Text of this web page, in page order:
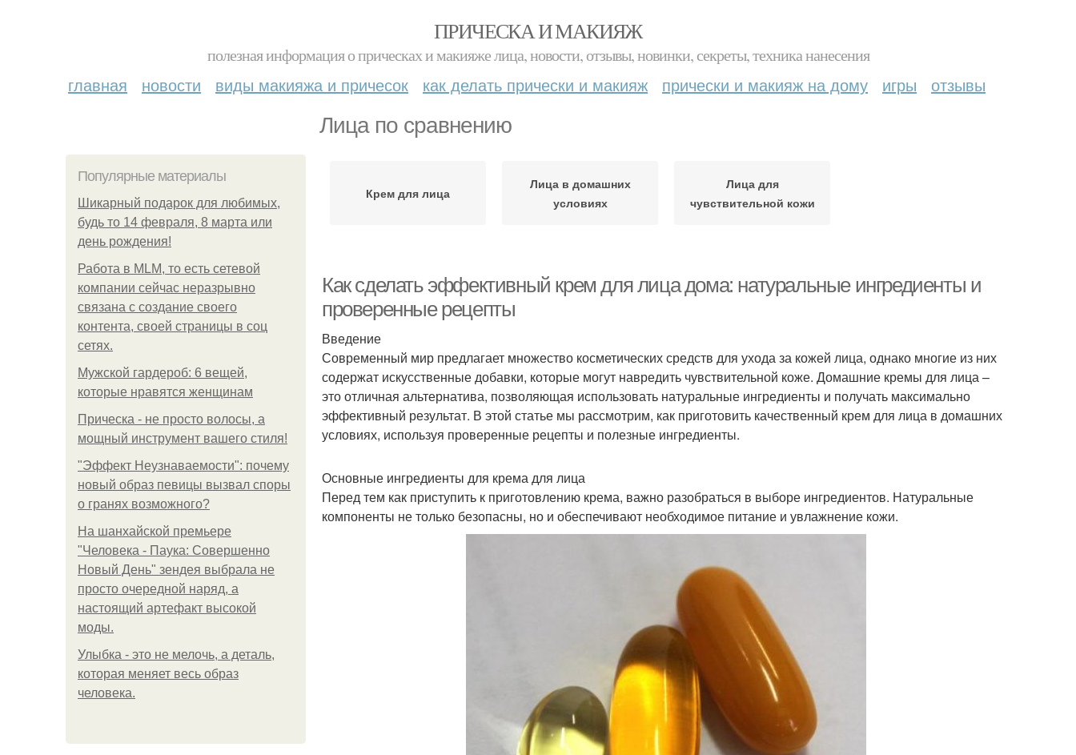
ПРИЧЕСКА И МАКИЯЖ
полезная информация о прическах и макияже лица, новости, отзывы, новинки, секреты, техника нанесения
главная новости виды макияжа и причесок как делать прически и макияж прически и макияж на дому игры отзывы
Лица по сравнению
Популярные материалы
Шикарный подарок для любимых,
будь то 14 февраля, 8 марта или
день рождения!
Работа в MLM, то есть сетевой
компании сейчас неразрывно
связана с создание своего
контента, своей страницы в соц
сетях.
Мужской гардероб: 6 вещей,
которые нравятся женщинам
Прическа - не просто волосы, а
мощный инструмент вашего стиля!
"Эффект Неузнаваемости": почему
новый образ певицы вызвал споры
о гранях возможного?
На шанхайской премьере
"Человека - Паука: Совершенно
Новый День" зендея выбрала не
просто очередной наряд, а
настоящий артефакт высокой
моды.
Улыбка - это не мелочь, а деталь,
которая меняет весь образ
человека.
Крем для лица
Лица в домашних
условиях
Лица для
чувствительной кожи
Как сделать эффективный крем для лица дома: натуральные ингредиенты и
проверенные рецепты
Введение
Современный мир предлагает множество косметических средств для ухода за кожей лица, однако многие из них
содержат искусственные добавки, которые могут навредить чувствительной коже. Домашние кремы для лица –
это отличная альтернатива, позволяющая использовать натуральные ингредиенты и получать максимально
эффективный результат. В этой статье мы рассмотрим, как приготовить качественный крем для лица в домашних
условиях, используя проверенные рецепты и полезные ингредиенты.
Основные ингредиенты для крема для лица
Перед тем как приступить к приготовлению крема, важно разобраться в выборе ингредиентов. Натуральные
компоненты не только безопасны, но и обеспечивают необходимое питание и увлажнение кожи.